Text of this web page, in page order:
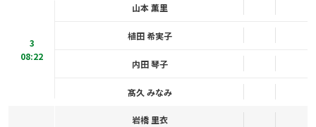
3
08:22
山本 薫里
植田 希実子
内田 琴子
髙久 みなみ
岩橋 里衣